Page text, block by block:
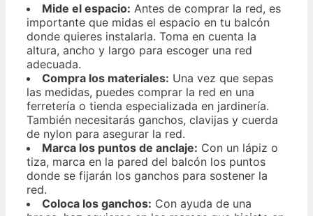
Mide el espacio: Antes de comprar la red, es
importante que midas el espacio en tu balcón
donde quieres instalarla. Toma en cuenta la
altura, ancho y largo para escoger una red
adecuada.
Compra los materiales: Una vez que sepas
las medidas, puedes comprar la red en una
ferretería o tienda especializada en jardinería.
También necesitarás ganchos, clavijas y cuerda
de nylon para asegurar la red.
Marca los puntos de anclaje: Con un lápiz o
tiza, marca en la pared del balcón los puntos
donde se fijarán los ganchos para sostener la
red.
Coloca los ganchos: Con ayuda de una